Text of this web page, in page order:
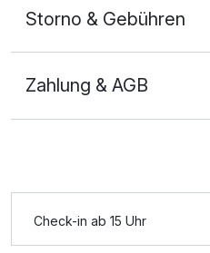
Storno & Gebühren
Zahlung & AGB
Check-in ab 15 Uhr